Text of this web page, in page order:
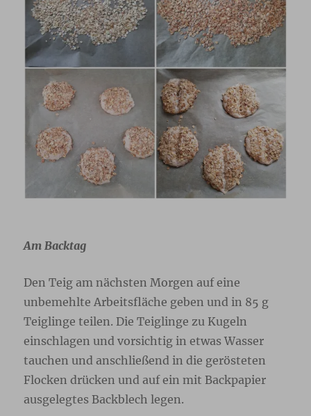
Am Backtag
Den Teig am nächsten Morgen auf eine
unbemehlte Arbeitsfläche geben und in 85 g
Teiglinge teilen. Die Teiglinge zu Kugeln
einschlagen und vorsichtig in etwas Wasser
tauchen und anschließend in die gerösteten
Flocken drücken und auf ein mit Backpapier
ausgelegtes Backblech legen.